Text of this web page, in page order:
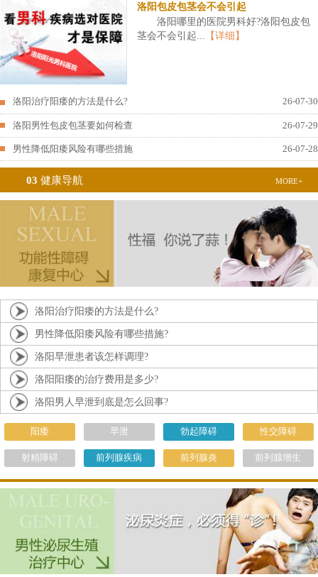
洛阳包皮包茎会不会引起
洛阳哪里的医院男科好?洛阳包皮包
茎会不会引起...
【详细】
洛阳治疗阳痿的方法是什么? 26-07-30
洛阳男性包皮包茎要如何检查 26-07-29
男性降低阳痿风险有哪些措施 26-07-28
03 健康导航 MORE+
洛阳治疗阳痿的方法是什么?
男性降低阳痿风险有哪些措施?
洛阳早泄患者该怎样调理?
洛阳阳痿的治疗费用是多少?
洛阳男人早泄到底是怎么回事?
阳痿 早泄 勃起障碍 性交障碍
射精障碍 前列腺疾病 前列腺炎 前列腺增生